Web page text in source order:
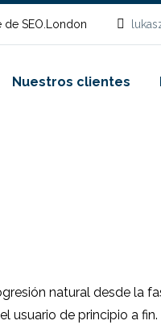
de SEO.London
Nuestros clientes
natural desde la
usuario de principio a